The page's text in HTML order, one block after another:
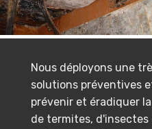
Nous déployons une
solutions préventives
prévenir et éradiquer
de termites,